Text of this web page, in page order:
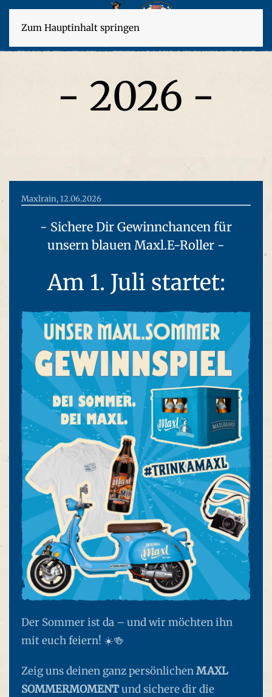
Zum Hauptinhalt springen
- 2026 -
Maxlrain, 12.06.2026
- Sichere Dir Gewinnchancen für
unsern blauen Maxl.E-Roller -
Am 1. Juli startet:
Der Sommer ist da – und wir möchten ihn
mit euch feiern! ☀️🍻
Zeig uns deinen ganz persönlichenMAXL
SOMMERMOMENTund sichere dir die